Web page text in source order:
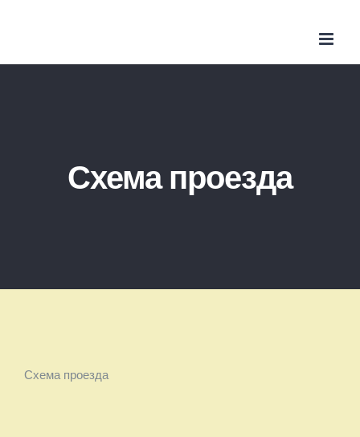
content
Схема проезда
Схема проезда